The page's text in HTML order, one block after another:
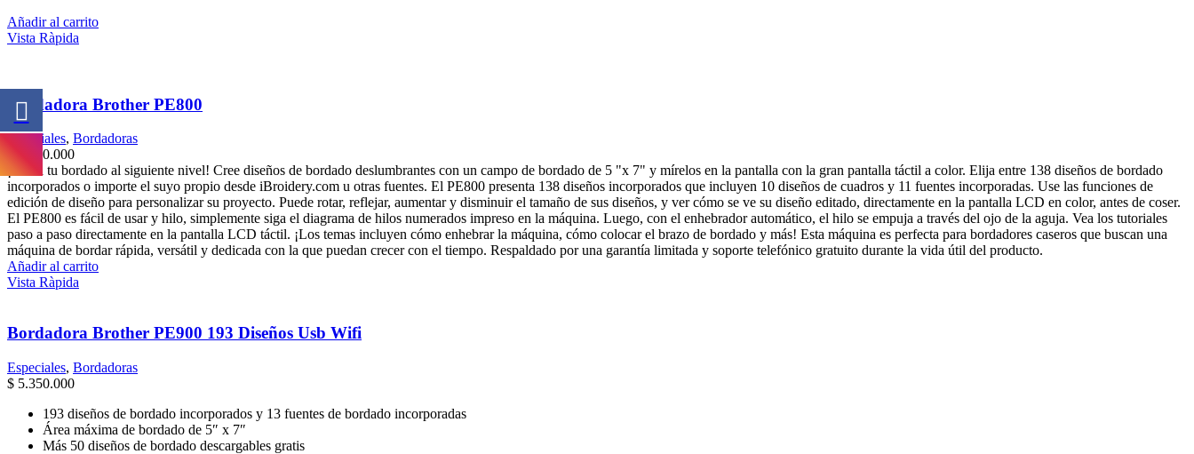
Añadir al carrito
Vista Ràpida
Bordadora Brother PE800
Especiales, Bordadoras
$5.400.000
¡Lleva tu bordado al siguiente nivel! Cree diseños de bordado deslumbrantes con un campo de bordado de 5 "x 7" y mírelos en la pantalla con la gran pantalla táctil a color. Elija entre 138 diseños de bordado
incorporados o importe el suyo propio desde iBroidery.com u otras fuentes. El PE800 presenta 138 diseños incorporados que incluyen 10 diseños de cuadros y 11 fuentes incorporadas. Use las funciones de
edición de diseño para personalizar su proyecto. Puede rotar, reflejar, aumentar y disminuir el tamaño de sus diseños, y ver cómo se ve su diseño editado, directamente en la pantalla LCD en color, antes de coser.
El PE800 es fácil de usar y hilo, simplemente siga el diagrama de hilos numerados impreso en la máquina. Luego, con el enhebrador automático, el hilo se empuja a través del ojo de la aguja. Vea los tutoriales
paso a paso directamente en la pantalla LCD táctil. ¡Los temas incluyen cómo enhebrar la máquina, cómo colocar el brazo de bordado y más! Esta máquina es perfecta para bordadores caseros que buscan una
máquina de bordar rápida, versátil y dedicada con la que puedan crecer con el tiempo. Respaldado por una garantía limitada y soporte telefónico gratuito durante la vida útil del producto.
Añadir al carrito
Vista Ràpida
Bordadora Brother PE900 193 Diseños Usb Wifi
Especiales, Bordadoras
$ 5.350.000
193 diseños de bordado incorporados y 13 fuentes de bordado incorporadas
Área máxima de bordado de 5″ x 7″
Más 50 diseños de bordado descargables gratis